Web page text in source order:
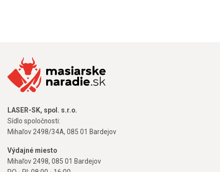
LASER-SK, spol. s.r.o.
Sídlo spoločnosti:
Mihaľov 2498/34A, 085 01 Bardejov
Výdajné miesto
Mihaľov 2498, 085 01 Bardejov